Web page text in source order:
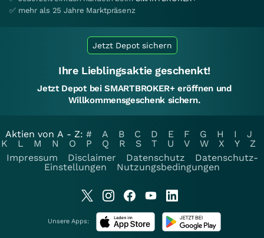
✅ mehr als 25 Jahre Marktpräsenz
Jetzt Depot sichern
Ihre Lieblingsaktie geschenkt!
Jetzt Depot bei SMARTBROKER+ eröffnen und
Willkommensgeschenk sichern.
Aktien von A - Z: # A B C D E F G H I
J
K
L M N O P Q R S T U V W X Y
Z
Impressum
Disclaimer Datenschutz
Datenschutz-
Einstellungen
Nutzungsbedingungen
Unsere Apps: